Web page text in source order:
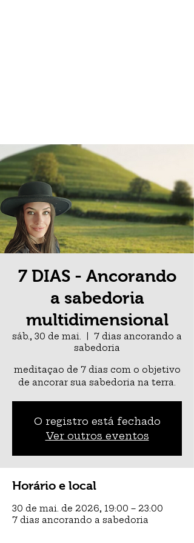
7 DIAS - Ancorando
a sabedoria
multidimensional
sáb., 30 de mai.
7 dias ancorando a
sabedoria
meditaçao de 7 dias com o objetivo
de ancorar sua sabedoria na terra.
O registro está fechado
Ver outros eventos
Horário e local
30 de mai. de 2026, 19:00 – 23:00
7 dias ancorando a sabedoria